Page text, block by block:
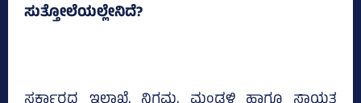
ಸುತ್ತೋಲೆಯಲ್ಲೇನಿದೆ?